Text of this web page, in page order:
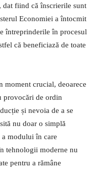
dat fiind că înscrierile sunt
Economiei a întocmit
întreprinderile în procesul
că beneficiază de toate
moment crucial, deoarece
provocări de ordin
și nevoia de a se
nu doar o simplă
a modului în care
tehnologii moderne nu
pentru a rămâne